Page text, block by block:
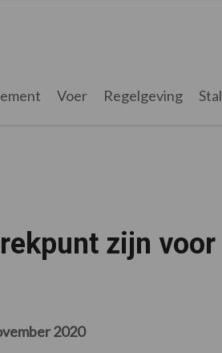
Voer Regelgeving Stal
zijn voor
2020